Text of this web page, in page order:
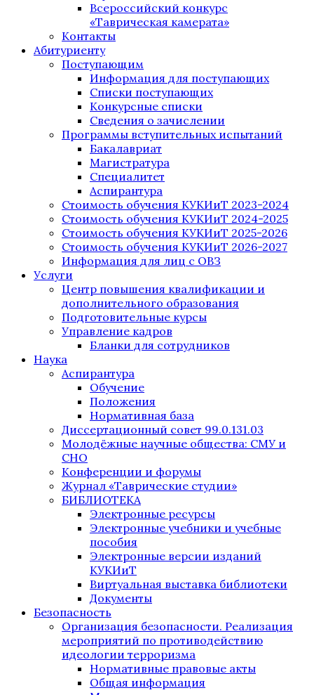
Всероссийский конкурс
«Таврическая камерата»
Контакты
Абитуриенту
Поступающим
Информация для поступающих
Списки поступающих
Конкурсные списки
Сведения о зачислении
Программы вступительных испытаний
Бакалавриат
Магистратура
Специалитет
Аспирантура
Стоимость обучения КУКИиТ 2023-2024
Стоимость обучения КУКИиТ 2024-2025
Стоимость обучения КУКИиТ 2025-2026
Стоимость обучения КУКИиТ 2026-2027
Информация для лиц с ОВЗ
Услуги
Центр повышения квалификации и
дополнительного образования
Подготовительные курсы
Управление кадров
Бланки для сотрудников
Наука
Аспирантура
Обучение
Положения
Нормативная база
Диссертационный совет 99.0.131.03
Молодёжные научные общества: СМУ и
СНО
Конференции и форумы
Журнал «Таврические студии»
БИБЛИОТЕКА
Электронные ресурсы
Электронные учебники и учебные
пособия
Электронные версии изданий
КУКИиТ
Виртуальная выставка библиотеки
Документы
Безопасность
Организация безопасности. Реализация
мероприятий по противодействию
идеологии терроризма
Нормативные правовые акты
Общая информация